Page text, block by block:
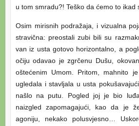
u tom smradu?! Teško da ćemo to ikad
Osim mirisnih podražaja, i vizualna
stravična: preostali zubi bili su
van iz usta gotovo horizontalno, a
očiju odavao je zgrčenu Dušu,
oštećenim Umom. Pritom, mahnito
ugledala i stavljala u usta
našlo na putu. Pogled joj je bio
naizgled zapomagajući, kao da je
agoniju, nekako polusvjesno…